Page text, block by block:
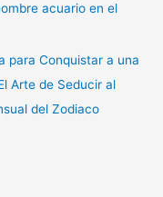
acuario en el
para Conquistar a una
Arte de Seducir al
del Zodiaco